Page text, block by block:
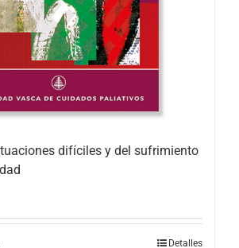
difíciles y del sufrimiento
Detalles